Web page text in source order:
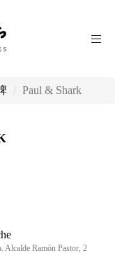
Paul & Shark
Alcalde Ramón Pastor, 2